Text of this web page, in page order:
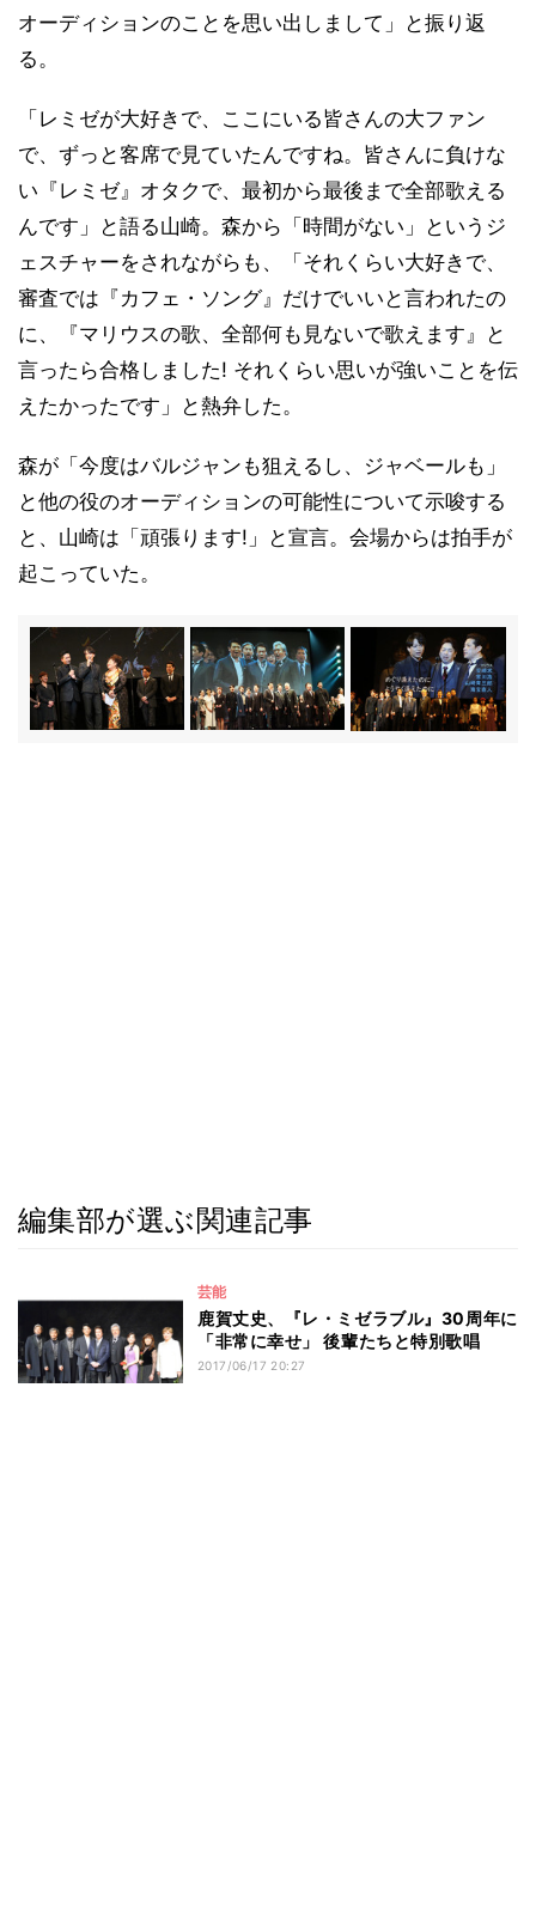
オーディションのことを思い出しまして」と振り返
る。
「レミゼが大好きで、ここにいる皆さんの大ファン
で、ずっと客席で見ていたんですね。皆さんに負けな
い『レミゼ』オタクで、最初から最後まで全部歌える
んです」と語る山崎。森から「時間がない」というジ
ェスチャーをされながらも、「それくらい大好きで、
審査では『カフェ・ソング』だけでいいと言われたの
に、『マリウスの歌、全部何も見ないで歌えます』と
言ったら合格しました! それくらい思いが強いことを伝
えたかったです」と熱弁した。
森が「今度はバルジャンも狙えるし、ジャベールも」
と他の役のオーディションの可能性について示唆する
と、山崎は「頑張ります!」と宣言。会場からは拍手が
起こっていた。
編集部が選ぶ関連記事
芸能
鹿賀丈史、『レ・ミゼラブル』30周年に
「非常に幸せ」 後輩たちと特別歌唱
2017/06/17 20:27